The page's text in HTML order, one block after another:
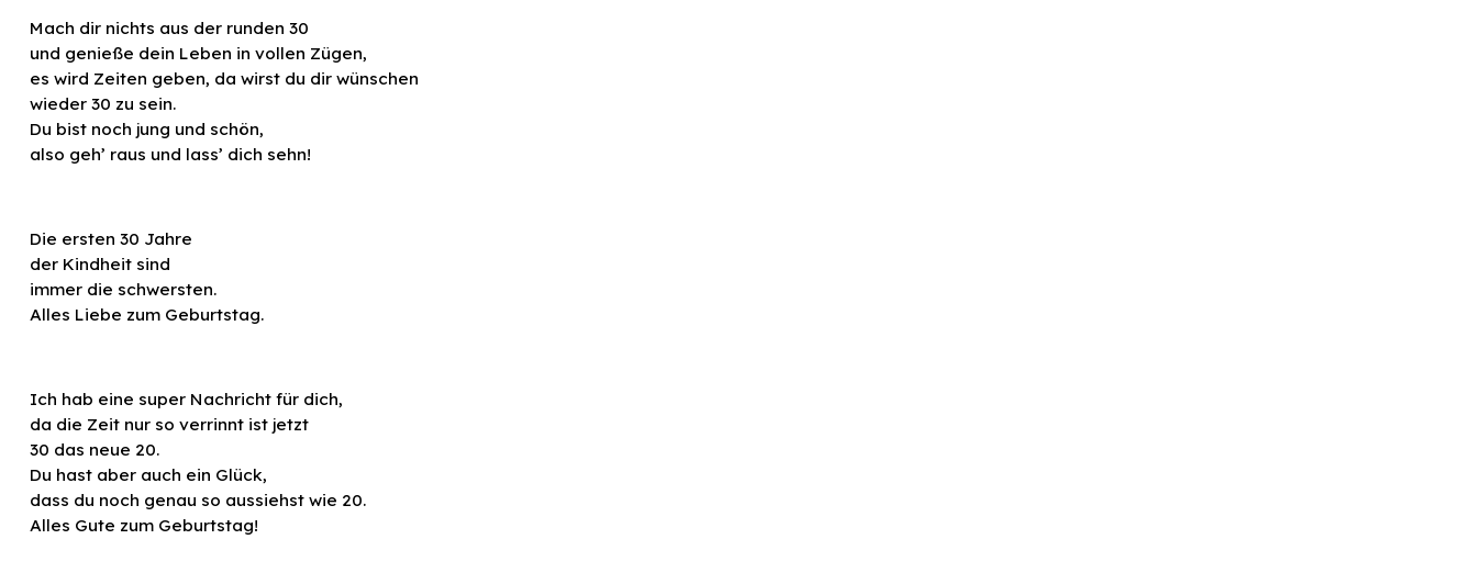
Mach dir nichts aus der runden 30
und genieße dein Leben in vollen Zügen,
es wird Zeiten geben, da wirst du dir wünschen
wieder 30 zu sein.
Du bist noch jung und schön,
also geh’ raus und lass’ dich sehn!
Die ersten 30 Jahre
der Kindheit sind
immer die schwersten.
Alles Liebe zum Geburtstag.
Ich hab eine super Nachricht für dich,
da die Zeit nur so verrinnt ist jetzt
30 das neue 20.
Du hast aber auch ein Glück,
dass du noch genau so aussiehst wie 20.
Alles Gute zum Geburtstag!